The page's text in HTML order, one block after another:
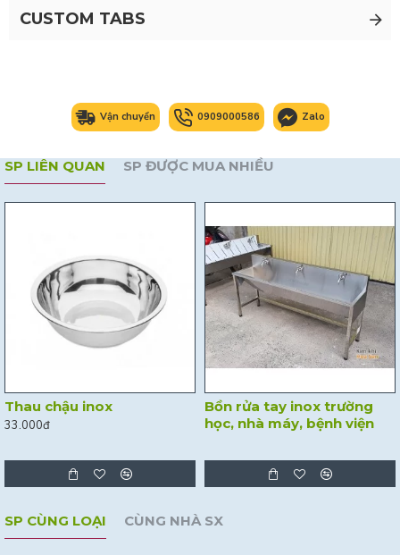
CUSTOM TABS
Vận chuyển 0909000586 Zalo
SP LIÊN QUAN SP ĐƯỢC MUA NHIỀU
Thau chậu inox
33.000đ
Bồn rửa tay inox trường
học, nhà máy, bệnh viện
SP CÙNG LOẠI CÙNG NHÀ SX